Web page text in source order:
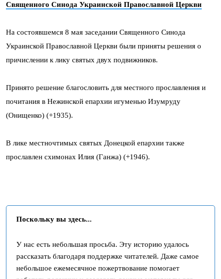
Священного Синода Украинской Православной Церкви
На состоявшемся 8 мая заседании Священного Синода
Украинской Православной Церкви были приняты решения о
причислении к лику святых двух подвижников.
Принято решение благословить для местного прославления и
почитания в Нежинской епархии игуменью Изумруду
(Онищенко) (+1935).
В лике местночтимых святых Донецкой епархии также
прославлен схимонах Илия (Ганжа) (+1946).
Поскольку вы здесь...
У нас есть небольшая просьба. Эту историю удалось
рассказать благодаря поддержке читателей. Даже самое
небольшое ежемесячное пожертвование помогает